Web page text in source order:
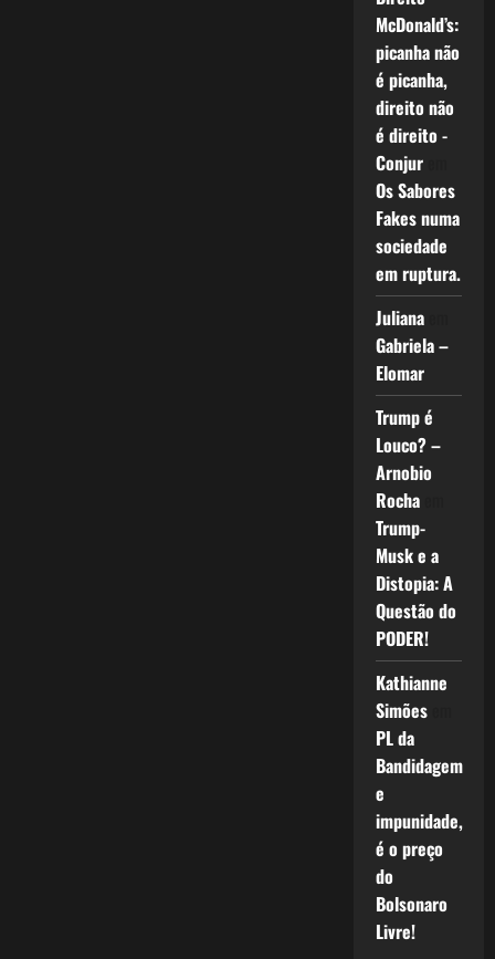
McDonald’s:
picanha não
é picanha,
direito não
é direito -
Conjurem
Os Sabores
Fakes numa
sociedade
em ruptura.
Julianaem
Gabriela –
Elomar
Trump é
Louco? –
Arnobio
Rochaem
Trump-
Musk e a
Distopia: A
Questão do
PODER!
Kathianne
Simõesem
PL da
Bandidagem
e
impunidade,
é o preço
do
Bolsonaro
Livre!